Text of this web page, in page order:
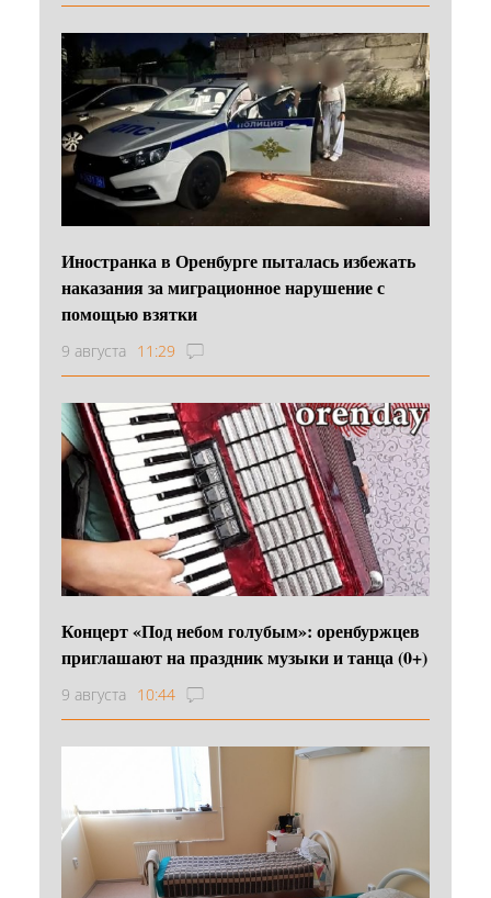
Иностранка в Оренбурге пыталась избежать
наказания за миграционное нарушение с
помощью взятки
9 августа 11:29
Концерт «Под небом голубым»: оренбуржцев
приглашают на праздник музыки и танца (0+)
9 августа 10:44